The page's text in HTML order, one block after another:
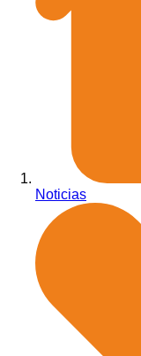
Noticias